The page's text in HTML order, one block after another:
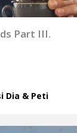
Part III.
Dia & Peti